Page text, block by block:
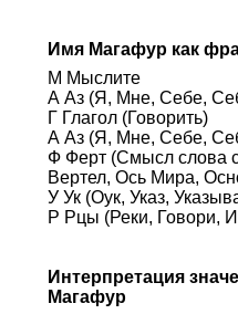
Имя Магафур как
М Мыслите
А Аз (Я, Мне, Себе,
Г Глагол (Говорить)
А Аз (Я, Мне, Себе,
Ф Ферт (Смысл слова
Вертел, Ось Мира,
У Ук (Оук, Указ,
Р Рцы (Реки, Говори,
Интерпретация
Магафур